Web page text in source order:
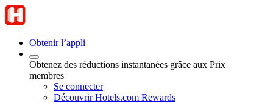
Obtenir l’appli
Obtenez des réductions instantanées grâce aux Prix
membres
Se connecter
Découvrir Hotels.com Rewards